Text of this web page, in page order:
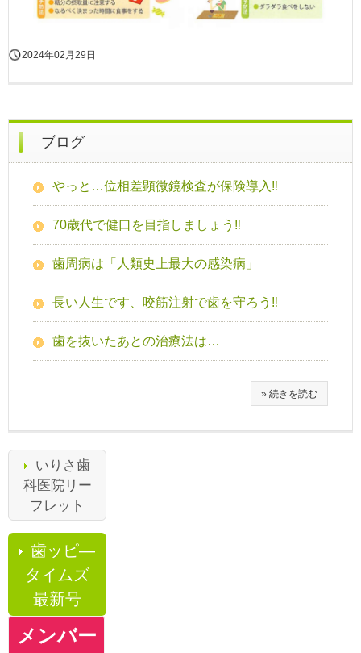
2024年02月29日
ブログ
やっと…位相差顕微鏡検査が保険導入‼
70歳代で健口を目指しましょう‼
歯周病は「人類史上最大の感染病」
長い人生です、咬筋注射で歯を守ろう‼
歯を抜いたあとの治療法は…
» 続きを読む
いりさ歯
科医院リー
フレット
歯ッピ―
タイムズ
最新号
メンバー